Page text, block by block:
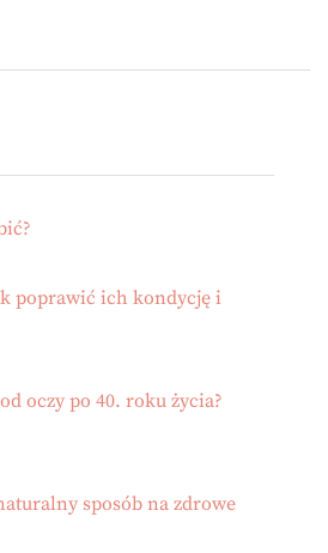
poprawić ich kondycję i
oczy po 40. roku życia?
sposób na zdrowe